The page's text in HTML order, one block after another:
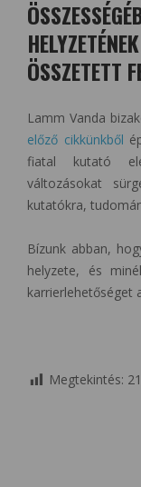
ÖSSZETETT
Lamm Vanda
előző cikkünkből
fiatal kutató
változásokat
kutatókra,
Bízunk abban,
helyzete, és
karrierlehetőséget
Megtekintés: